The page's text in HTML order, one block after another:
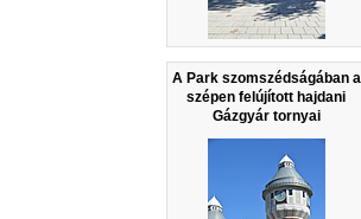
A Park szomszédságában a
szépen felújított hajdani
Gázgyár tornyai